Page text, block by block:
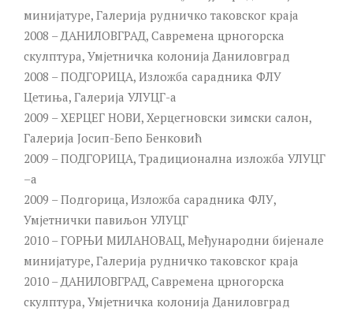
минијатуре, Галерија рудничко таковског краја
2008 – ДАНИЛОВГРАД, Савремена црногорска
скулптура, Умјетничка колонија Даниловград
2008 – ПОДГОРИЦА, Изложба сарадника ФЛУ
Цетиња, Галерија УЛУЦГ-а
2009 – ХЕРЦЕГ НОВИ, Херцегновски зимски салон,
Галерија Јосип-Бепо Бенковић
2009 – ПОДГОРИЦА, Традиционална изложба УЛУЦГ
–а
2009 – Подгорица, Изложба сарадника ФЛУ,
Умјетнички павиљон УЛУЦГ
2010 – ГОРЊИ МИЛАНОВАЦ, Међународни бијенале
минијатуре, Галерија рудничко таковског краја
2010 – ДАНИЛОВГРАД, Савремена црногорска
скулптура, Умјетничка колонија Даниловград